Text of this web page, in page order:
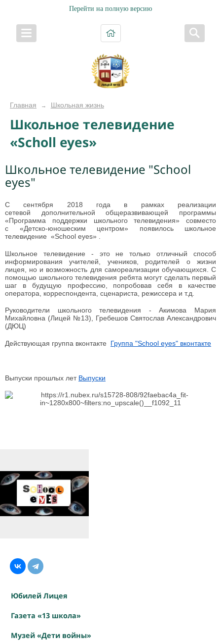
Перейти на полную версию
Главная → Школьная жизнь
Школьное телевидение
«Scholl eyes»
Школьное телевидение "School
eyes"
С сентября 2018 года в рамках реализации
сетевой дополнительной общеразвивающей программы
«Программа поддержки школьного телевидения»
совместо
с
«Детско-юношеским центром» появилось школьное
телевидение «School eyes» .
Школьное телевидение - это не только отличный способ
информирования учителей, учеников, родителей о жизни
лицея, но и возможность для самореализации обучающихся. С
помощью школьного телевидения ребята могут сделать первый
шаг в будущую профессию, попробовав себя в качестве
оператора, корреспондента, сценариста, режиссера и т.д.
Руководители школьного телевидения - Акимова Мария
Михайловна (Лицей №13), Гребешов Святослав Александрович
(ДЮЦ)
Действующая группа вконтакте Группа "School eyes" вконтакте
Выпуски прошлых лет Выпуски
Юбилей Лицея
Газета «13 школа»
Музей «Дети войны»